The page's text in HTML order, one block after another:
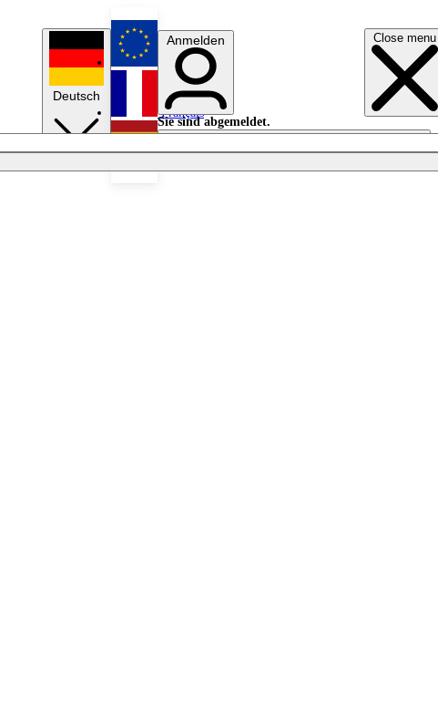
Close menu
Deutsch
English
Français
Anmelden
Sie sind abgemeldet.
Anmelden
Licht aus